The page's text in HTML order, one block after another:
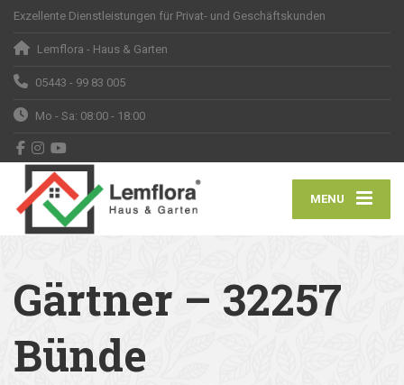
Exzellente Dienstleistungen für Privat- und Geschäftskunden
Lemflora - Haus & Garten
05443 - 99 83 005
Mo - Sa: 08:00 - 18:00
MENU
Gärtner – 32257
Bünde